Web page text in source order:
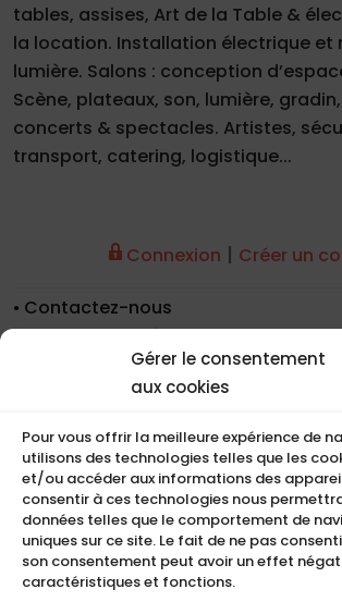
Gérer le consentement
aux cookies
Pour vous offrir la meilleure expérience de
utilisons des technologies telles que les
et/ou accéder aux informations des
consentir à ces technologies nous
données telles que le comportement de
uniques sur ce site. Le fait de ne pas
son consentement peut avoir un effet
caractéristiques et fonctions.
tables, assises, Art de la Table &
la location. Installation électrique et
lumière. Salons : conception
Scène, plateaux, son, lumière,
concerts & spectacles. Artistes,
transport, catering, logistique...
Connexion | Créer un
Contactez-nous
Nos coordonnées
Nos références
Recrutement
CGU
Mentions légales
Politique de cookies (UE)
COMPACT